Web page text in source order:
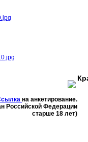
на анкетирование.
Российской Федерации
старше 18 лет)